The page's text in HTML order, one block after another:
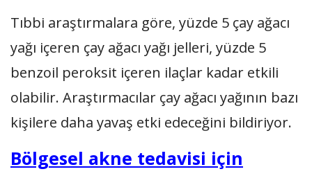
Tıbbi araştırmalara göre, yüzde 5 çay ağacı
yağı içeren çay ağacı yağı jelleri, yüzde 5
benzoil peroksit içeren ilaçlar kadar etkili
olabilir. Araştırmacılar çay ağacı yağının bazı
kişilere daha yavaş etki edeceğini bildiriyor.
Bölgesel akne tedavisi için